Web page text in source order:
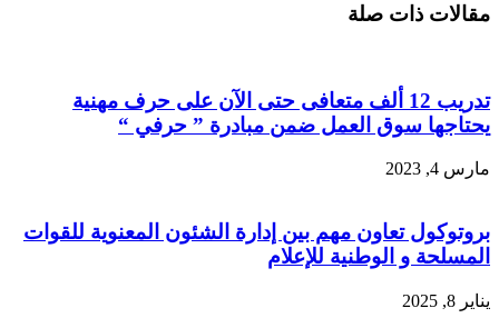
مقالات ذات صلة
تدريب 12 ألف متعافى حتى الآن على حرف مهنية
يحتاجها سوق العمل ضمن مبادرة ” حرفي “
مارس 4, 2023
بروتوكول تعاون مهم بين إدارة الشئون المعنوية للقوات
المسلحة و الوطنية للإعلام
يناير 8, 2025